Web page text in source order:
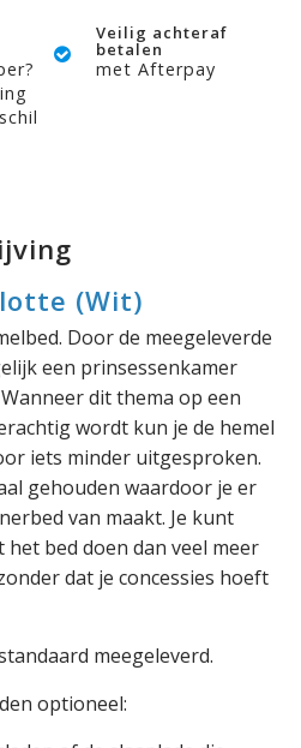
Veilig achteraf
betalen
met Afterpay
(Wit)
Door de meegeleverde
een prinsessenkamer
dit thema op een
wordt kun je de hemel
iets minder uitgesproken.
gehouden waardoor je er
van maakt. Je kunt
bed doen dan veel meer
dat je concessies hoeft
meegeleverd.
optioneel: